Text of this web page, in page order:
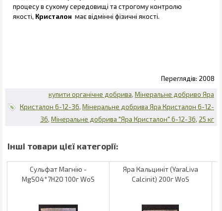
процесу в сухому середовищі та строгому контролю
якості, Кристалон має відмінні фізичні якості.
2008
купити органічне добрива Мінеральне добриво Яра
Кристалон 6-12-36 Мінеральне добрива Яра Кристалон 6-12-
36 Мінеральне добрива "Яра Кристалон" 6-12-36 25 кг
Сульфат Магнію -
MgSO4*7H2O 100г WoS
Яра Кальциніт (YaraLiva
Calcinit) 200г WoS